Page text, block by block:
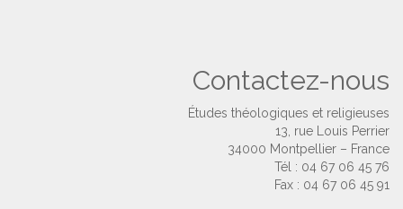
Contactez-nous
Études théologiques et religieuses
13, rue Louis Perrier
34000 Montpellier – France
Tél : 04 67 06 45 76
Fax : 04 67 06 45 91